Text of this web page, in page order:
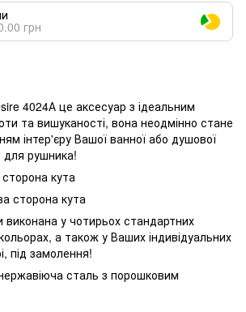
грн
4024А це аксесуар з ідеальним
та вишуканості, вона неодмінно стане
інтер'єру Вашої ванної або душової
для рушника!
кута
сторона кута
у чотирьох стандартних
а також у Ваших індивідуальних
під замолення!
сталь з порошковим